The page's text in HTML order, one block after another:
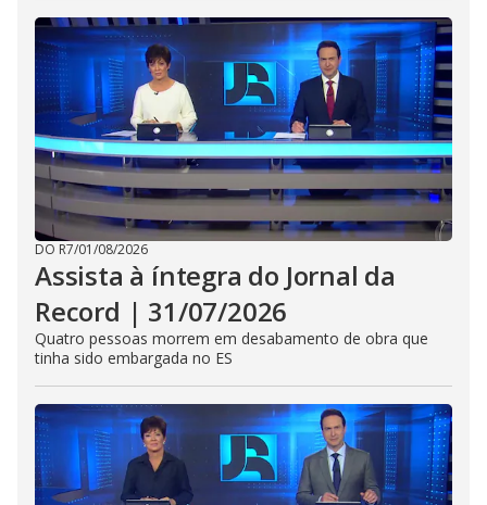
DO R7/01/08/2026
Assista à íntegra do Jornal da
Record | 31/07/2026
Quatro pessoas morrem em desabamento de obra que
tinha sido embargada no ES